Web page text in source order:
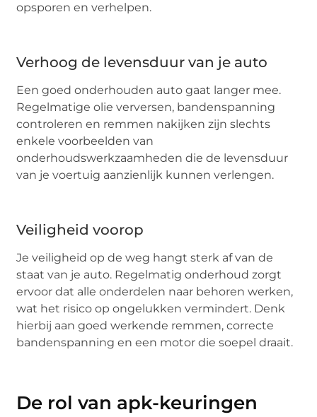
opsporen en verhelpen.
Verhoog de levensduur van je auto
Een goed onderhouden auto gaat langer mee.
Regelmatige olie verversen, bandenspanning
controleren en remmen nakijken zijn slechts
enkele voorbeelden van
onderhoudswerkzaamheden die de levensduur
van je voertuig aanzienlijk kunnen verlengen.
Veiligheid voorop
Je veiligheid op de weg hangt sterk af van de
staat van je auto. Regelmatig onderhoud zorgt
ervoor dat alle onderdelen naar behoren werken,
wat het risico op ongelukken vermindert. Denk
hierbij aan goed werkende remmen, correcte
bandenspanning en een motor die soepel draait.
De rol van apk-keuringen